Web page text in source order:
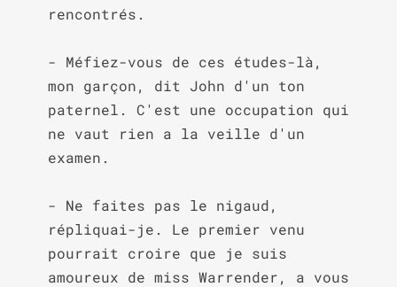
rencontrés.
- Méfiez-vous de ces études-là,
mon garçon, dit John d'un ton
paternel. C'est une occupation qui
ne vaut rien a la veille d'un
examen.
- Ne faites pas le nigaud,
répliquai-je. Le premier venu
pourrait croire que je suis
amoureux de miss Warrender, a vous